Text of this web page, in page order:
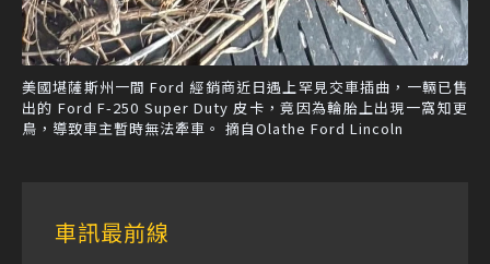
美國堪薩斯州一間 Ford 經銷商近日遇上罕見交車插曲，一輛已售
出的 Ford F-250 Super Duty 皮卡，竟因為輪胎上出現一窩知更
鳥，導致車主暫時無法牽車。 摘自Olathe Ford Lincoln
車訊最前線